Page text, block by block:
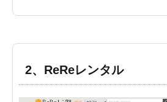
2、ReReレンタル